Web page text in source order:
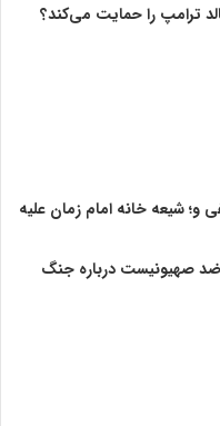
ترامپ را حمایت می‌کند؟
و؛ شیعه خانه امام زمان علیه
ضد صهیونیست درباره جنگ